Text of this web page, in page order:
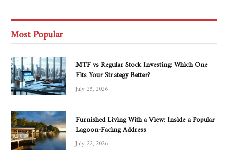
Most Popular
MTF vs Regular Stock Investing: Which One
Fits Your Strategy Better?
July 25, 2026
Furnished Living With a View: Inside a Popular
Lagoon-Facing Address
July 22, 2026